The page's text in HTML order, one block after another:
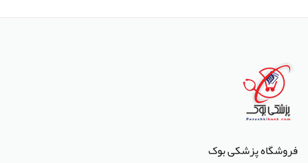
فروشگاه پزشکی بوک